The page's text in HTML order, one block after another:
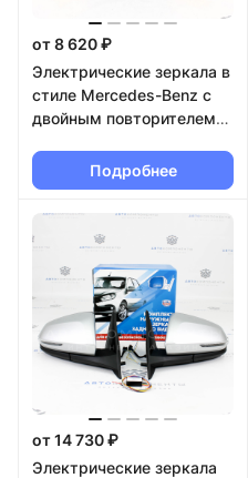
от 8 620 ₽
Электрические зеркала в
стиле Mercedes-Benz с
двойным повторителем
электроскладывание,
вежливая подсветка) ВАЗ
2110-2112, Лада Приора в
цвет кузова
Подробнее
от 14 730 ₽
Электрические зеркала